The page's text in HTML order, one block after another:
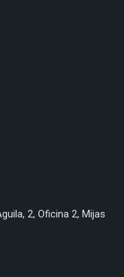
2, Oficina 2, Mijas